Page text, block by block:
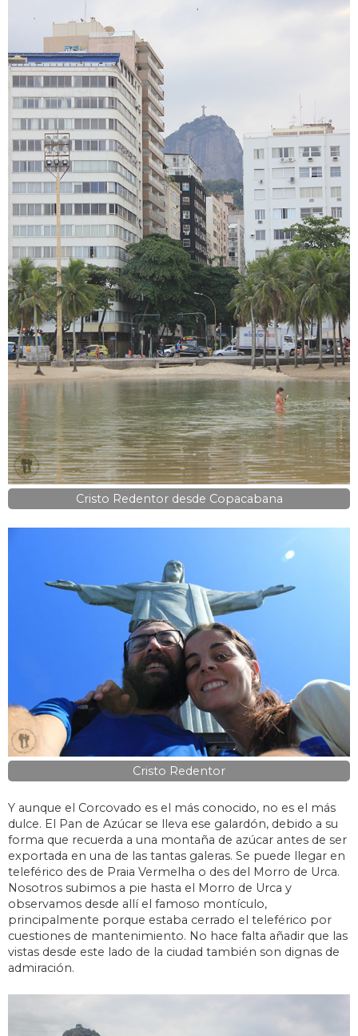
Cristo Redentor desde Copacabana
Cristo Redentor
Y aunque el Corcovado es el más conocido, no es el más
dulce. El Pan de Azúcar se lleva ese galardón, debido a su
forma que recuerda a una montaña de azúcar antes de ser
exportada en una de las tantas galeras. Se puede llegar en
teleférico des de Praia Vermelha o des del Morro de Urca.
Nosotros subimos a pie hasta el Morro de Urca y
observamos desde allí el famoso montículo,
principalmente porque estaba cerrado el teleférico por
cuestiones de mantenimiento. No hace falta añadir que las
vistas desde este lado de la ciudad también son dignas de
admiración.